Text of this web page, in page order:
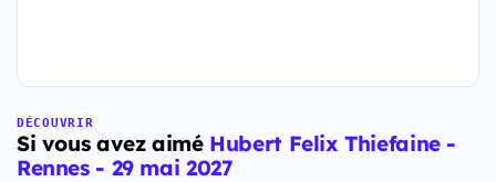
DÉCOUVRIR
Si vous avez aimé Hubert Felix Thiefaine -
Rennes - 29 mai 2027